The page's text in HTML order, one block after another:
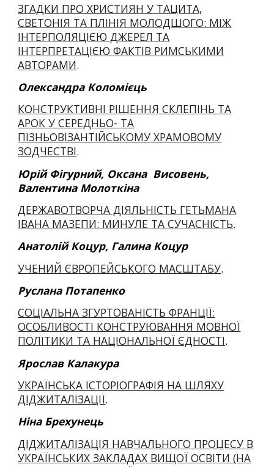
ЗГАДКИ ПРО ХРИСТИЯН У ТАЦИТА,
СВЕТОНІЯ ТА ПЛІНІЯ МОЛОДШОГО: МІЖ
ІНТЕРПОЛЯЦІЄЮ ДЖЕРЕЛ ТА
ІНТЕРПРЕТАЦІЄЮ ФАКТІВ РИМСЬКИМИ
АВТОРАМИ.
Олександра Коломієць
КОНСТРУКТИВНІ РІШЕННЯ СКЛЕПІНЬ ТА
АРОК У СЕРЕДНЬО- ТА
ПІЗНЬОВІЗАНТІЙСЬКОМУ ХРАМОВОМУ
ЗОДЧЕСТВІ.
Юрій Фігурний, Оксана Висовень,
Валентина Молоткіна
ДЕРЖАВОТВОРЧА ДІЯЛЬНІСТЬ ГЕТЬМАНА
ІВАНА МАЗЕПИ: МИНУЛЕ ТА СУЧАСНІСТЬ.
Анатолій Коцур, Галина Коцур
УЧЕНИЙ ЄВРОПЕЙСЬКОГО МАСШТАБУ.
Руслана Потапенко
СОЦІАЛЬНА ЗГУРТОВАНІСТЬ ФРАНЦІЇ:
ОСОБЛИВОСТІ КОНСТРУЮВАННЯ МОВНОЇ
ПОЛІТИКИ ТА НАЦІОНАЛЬНОЇ ЄДНОСТІ.
Ярослав Калакура
УКРАЇНСЬКА ІСТОРІОГРАФІЯ НА ШЛЯХУ
ДІДЖИТАЛІЗАЦІЇ.
Ніна Брехунець
ДІДЖИТАЛІЗАЦІЯ НАВЧАЛЬНОГО ПРОЦЕСУ В
УКРАЇНСЬКИХ ЗАКЛАДАХ ВИЩОЇ ОСВІТИ (НА